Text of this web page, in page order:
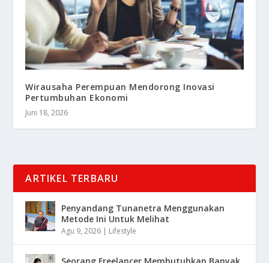
Wirausaha Perempuan Mendorong Inovasi
Pertumbuhan Ekonomi
Juni 18, 2026
ARTIKEL TERBARU
Penyandang Tunanetra Menggunakan
Metode Ini Untuk Melihat
Agu 9, 2026 | Lifestyle